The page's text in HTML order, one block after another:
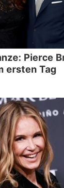
Pierce
ersten Tag